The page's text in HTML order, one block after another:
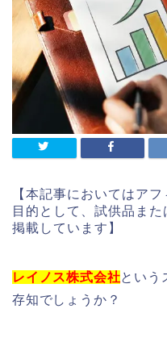
【本記事においてはア
目的として、試供品ま
掲載しています】
レイノス株式会社という
存知でしょうか？